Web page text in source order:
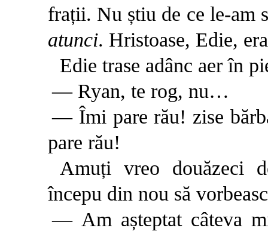
frații. Nu știu de ce le-am
atunci. Hristoase, Edie,
Edie trase adânc aer în
— Ryan, te rog, nu…
— Îmi pare rău! zise
pare rău!
Amuți vreo douăzeci
începu din nou să
— Am așteptat câteva